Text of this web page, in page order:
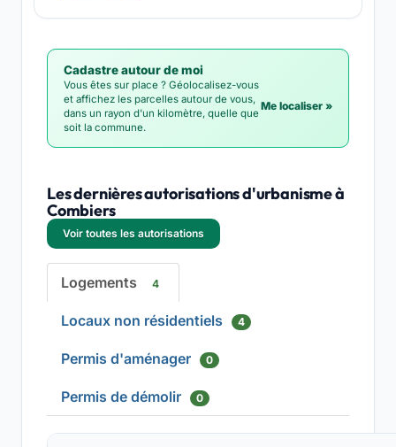
Cadastre autour de moi
Vous êtes sur place ? Géolocalisez-vous
et affichez les parcelles autour de vous,
dans un rayon d'un kilomètre, quelle que
soit la commune.
Me localiser »
Les dernières autorisations d'urbanisme à
Combiers
Voir toutes les autorisations
Logements 4
Locaux non résidentiels 4
Permis d'aménager 0
Permis de démolir 0